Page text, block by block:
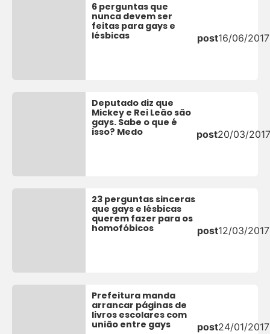
6 perguntas que
nunca devem ser
feitas para gays e
lésbicas
post16/06/2017
Deputado diz que
Mickey e Rei Leão são
gays. Sabe o que é
isso? Medo
post20/03/2017
23 perguntas sinceras
que gays e lésbicas
querem fazer para os
homofóbicos
post12/03/2017
Prefeitura manda
arrancar páginas de
livros escolares com
união entre gays
post24/01/2017